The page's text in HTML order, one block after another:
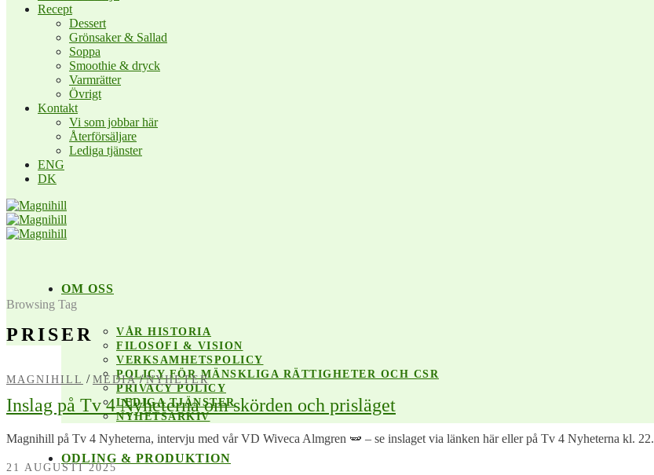
Recept
Dessert
Grönsaker & Sallad
Soppa
Smoothie & dryck
Varmrätter
Övrigt
Kontakt
Vi som jobbar här
Återförsäljare
Lediga tjänster
ENG
DK
OM OSS
VÅR HISTORIA
FILOSOFI & VISION
VERKSAMHETSPOLICY
POLICY FÖR MÄNSKLIGA RÄTTIGHETER OCH CSR
PRIVACY POLICY
LEDIGA TJÄNSTER
NYHETSARKIV
ODLING & PRODUKTION
Browsing Tag
PRISER
MAGNIHILL / MEDIA / NYHETER
Inslag på Tv 4 Nyheterna om skörden och prisläget
Magnihill på Tv 4 Nyheterna, intervju med vår VD Wiveca Almgren 🫛 – se inslaget via länken här eller på Tv 4 Nyheterna kl. 22.
21 AUGUSTI 2025